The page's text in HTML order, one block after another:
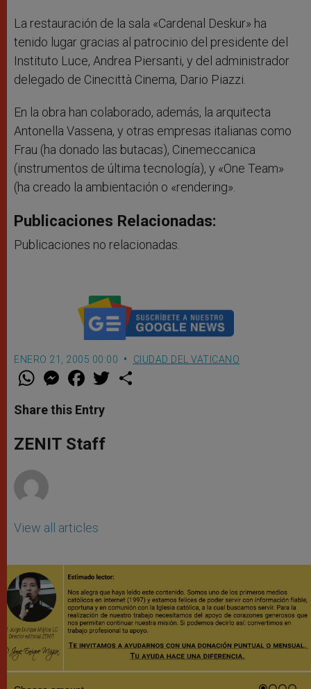
La restauración de la sala «Cardenal Deskur» ha
tenido lugar gracias al patrocinio del presidente del
Instituto Luce, Andrea Piersanti, y del administrador
delegado de Cinecittà Cinema, Dario Piazzi.
En la obra han colaborado, además, la arquitecta
Antonella Vassena, y otras empresas italianas como
Frau (ha donado las butacas), Cinemeccanica
(instrumentos de última tecnología), y «One Team»
(ha creado la ambientación o «rendering».
Publicaciones Relacionadas:
Publicaciones no relacionadas.
ENERO 21, 2005 00:00 CIUDAD DEL VATICANO
W
t
s
p
p
M
e
s
e
g
e
F
a
e
b
o
k
w
Share this Entry
ZENIT Staff
View all articles